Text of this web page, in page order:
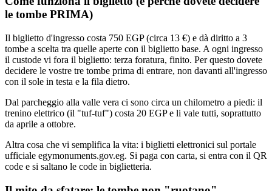
le tombe PRIMA)
Il biglietto d'ingresso costa 750 EGP (circa 13 €) e dà diritto a 3
tombe a scelta tra quelle aperte con il biglietto base. A ogni ingresso
il custode vi fora il biglietto: terza foratura, finito. Per questo dovete
decidere le vostre tre tombe prima di entrare, non davanti all'ingresso
con il sole in testa e la fila dietro.
Dal parcheggio alla valle vera ci sono circa un chilometro a piedi: il
trenino elettrico (il "tuf-tuf") costa 20 EGP e li vale tutti, soprattutto
da aprile a ottobre.
Altra cosa che vi semplifica la vita: i biglietti elettronici sul portale
ufficiale egymonuments.gov.eg. Si paga con carta, si entra con il QR
code e si saltano le code in biglietteria.